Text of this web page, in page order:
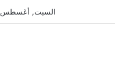
السبت, أغسطس 8 2026